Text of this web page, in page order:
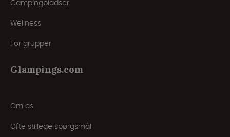
Campingpladser
Wellness
For grupper
Glampings.com
Om os
Ofte stillede spørgsmål